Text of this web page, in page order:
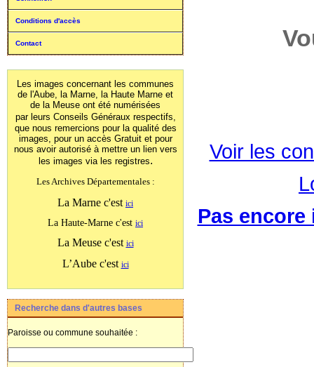
Conditions d'accès
Contact
Les images concernant les communes
de l'Aube, la Marne, la Haute Marne et
de la Meuse ont été numérisées
par leurs Conseils Généraux respectifs,
que nous remercions pour la qualité des
images, pour un accès Gratuit et pour
nous avoir autorisé à mettre un lien vers
les images via les registres.
Les Archives Départementales :
La Marne c'est ici
La Haute-Marne c'est ici
La Meuse c'est ici
L’Aube c'est ici
Recherche dans d'autres bases
Paroisse ou commune souhaitée :
Voir les
Pas